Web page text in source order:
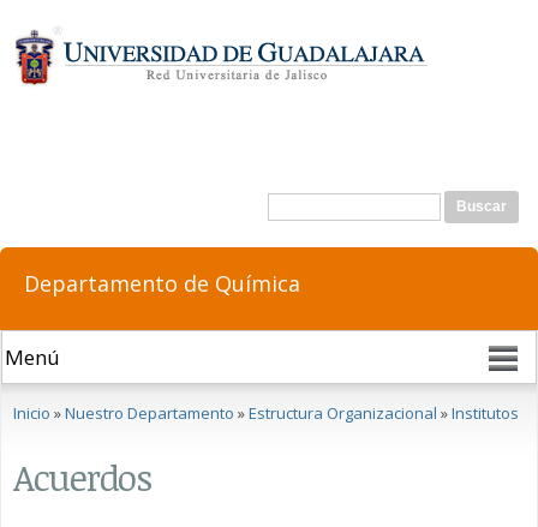
principal
Formulario de búsqueda
Buscar
Departamento de Química
Inicio »Nuestro Departamento »Estructura Organizacional »Institutos
Acuerdos